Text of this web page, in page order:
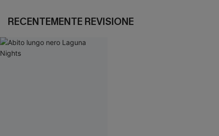
RECENTEMENTE REVISIONE